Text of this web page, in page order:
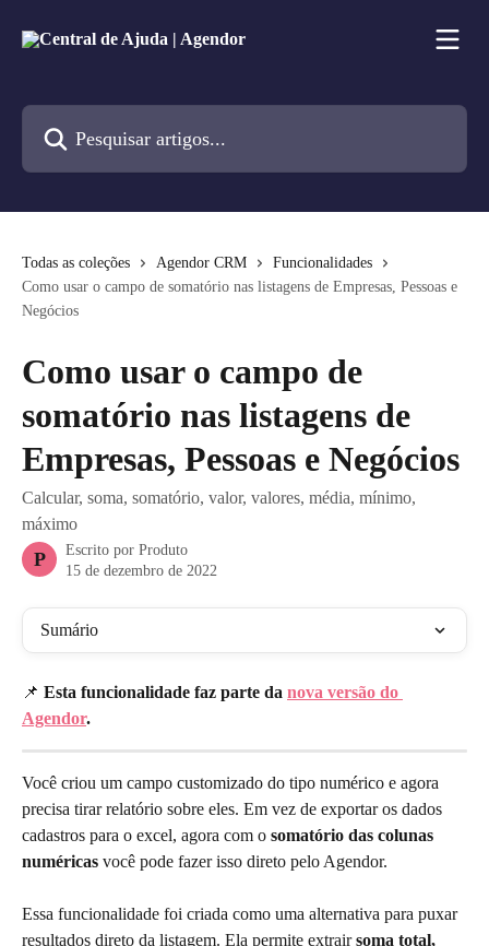
Todas as coleções Agendor CRM
Funcionalidades
Como usar o campo de somatório nas listagens de Empresas, Pessoas e
Negócios
Como usar o campo de
somatório nas listagens de
Empresas, Pessoas e Negócios
Calcular, soma, somatório, valor, valores, média, mínimo,
máximo
P Escrito por Produto
15 de dezembro de 2022
Sumário
📌 Esta funcionalidade faz parte da nova versão do
Agendor.
Você criou um campo customizado do tipo numérico e agora
precisa tirar relatório sobre eles. Em vez de exportar os dados
cadastros para o excel, agora com o somatório das colunas
numéricas você pode fazer isso direto pelo Agendor.
Essa funcionalidade foi criada como uma alternativa para puxar
resultados direto da listagem. Ela permite extrair soma total,